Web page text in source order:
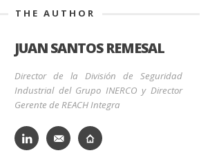
THE AUTHOR
JUAN SANTOS REMESAL
Director de la División de Seguridad
Industrial del Grupo INERCO y Director
Gerente de REACH Integra